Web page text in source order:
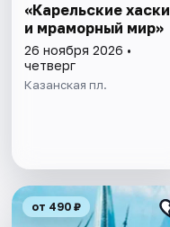
«Карельские хаски
и мраморный мир»
26 ноября 2026 •
четверг
Казанская пл.
от 490 ₽